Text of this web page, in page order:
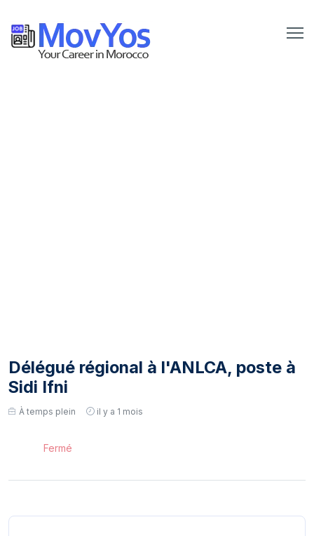
Délégué régional à l'ANLCA, poste à
Sidi Ifni
À temps plein il y a 1 mois
Fermé